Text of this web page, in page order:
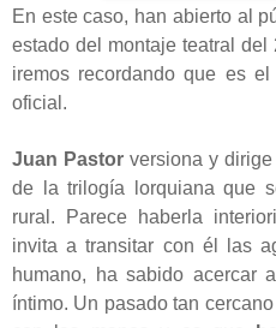
En este caso, han abierto al
estado del montaje teatral
iremos recordando que es
oficial.
Juan Pastorversiona y dirige
de la trilogía lorquiana que
rural. Parece haberla
invita a transitar con él las
humano, ha sabido acercar
íntimo. Un pasado tan